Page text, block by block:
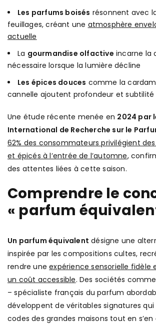
Les parfums boisés résonnent avec
feuillages, créant une atmosphère
actuelle
La gourmandise olfactive incarne la
nécessaire lorsque la lumière décline
Les épices douces comme la
cannelle ajoutent profondeur et subtilité
Une étude récente menée en 2024 par
International de Recherche sur le
62% des consommateurs privilégient
et épicés à l’entrée de l’automne,
des attentes liées à cette saison.
Comprendre le
« parfum
Un parfum équivalent désigne une
inspirée par les compositions cultes,
rendre uneexpérience sensorielle fidèle
un coût accessible. Des sociétés comme
– spécialiste français du parfum
développent de véritables signatures
codes des grandes maisons tout en